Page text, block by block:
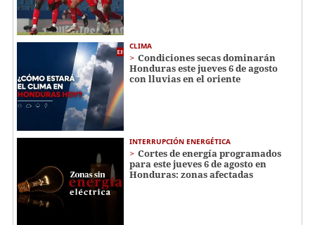
CLIMA
Condiciones secas dominarán
Honduras este jueves 6 de agosto
con lluvias en el oriente
INTERRUPCIÓN ENERGÉTICA
Cortes de energía programados
para este jueves 6 de agosto en
Honduras: zonas afectadas